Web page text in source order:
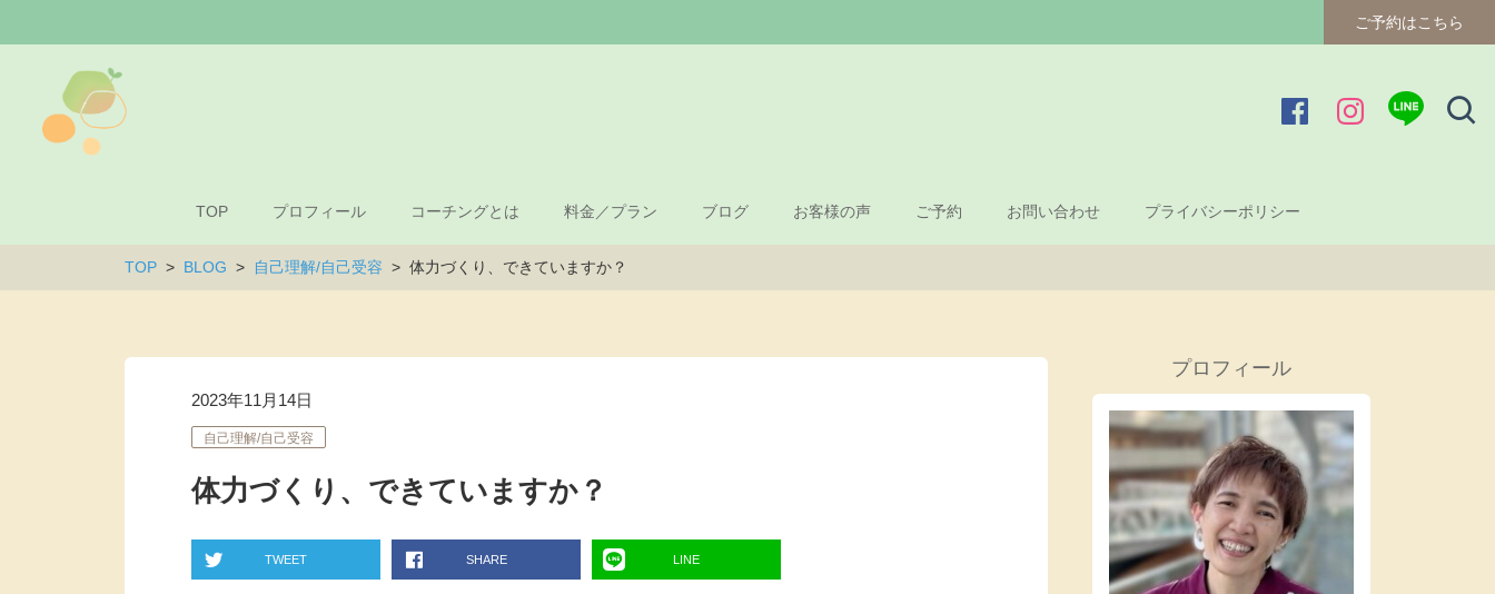
ご予約はこちら
TOP プロフィール コーチングとは 料金／プラン ブログ お客様の声 ご予約 お問い合わせ プライバシーポリシー
TOP BLOG 自己理解/自己受容 体力づくり、できていますか？
2023年11月14日
自己理解/自己受容
体力づくり、できていますか？
TWEET SHARE LINE
プロフィール